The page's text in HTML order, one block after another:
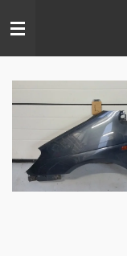
direct
hoofdinhoud